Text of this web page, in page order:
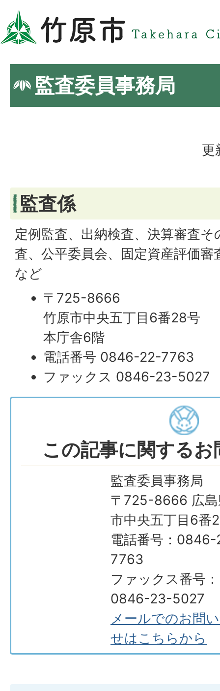
監査委員事務局
更
監査係
定例監査、出納検査、決算審査
査、公平委員会、固定資産評価
など
〒725-8666
竹原市中央五丁目6番28号
本庁舎6階
電話番号 0846-22-7763
ファックス 0846-23-5027
この記事に関する
監査委員事務局
〒725-8666 広島
市中央五丁目6番
電話番号：
7763
ファックス番号：
0846-23-5027
メールでのお問
せはこちらから